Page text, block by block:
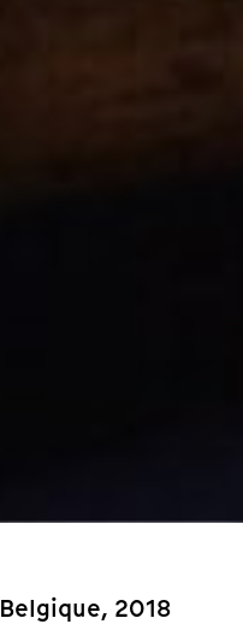
Belgique, 2018